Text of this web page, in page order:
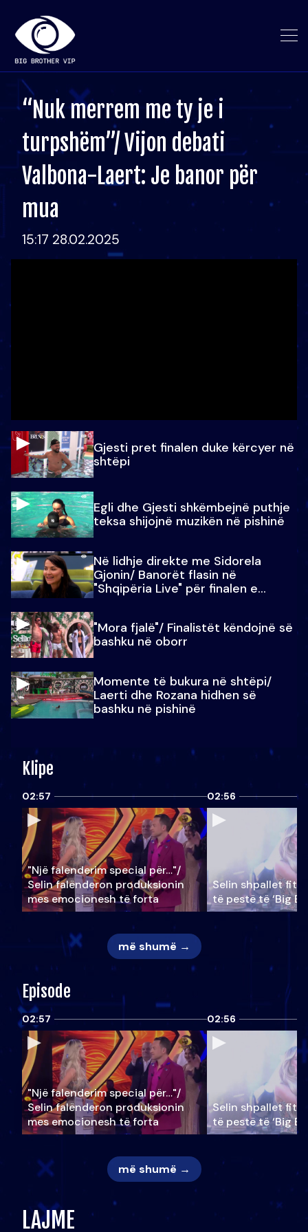
“Nuk merrem me ty je i
turpshëm”/ Vijon debati
Valbona-Laert: Je banor për
mua
15:17 28.02.2025
Gjesti pret finalen duke kërcyer në
shtëpi
Egli dhe Gjesti shkëmbejnë puthje
teksa shijojnë muzikën në pishinë
Në lidhje direkte me Sidorela
Gjonin/ Banorët flasin në
"Shqipëria Live" për finalen e
"Mora fjalë"/ Finalistët këndojnë së
bashku në oborr
Momente të bukura në shtëpi/
Laerti dhe Rozana hidhen së
bashku në pishinë
Klipe
02:57
"Një falenderim special për…"/
Selin falënderon produksionin
mes emocionesh të forta
02:56
Selin shpallet
të pestë të ‘Big
më shumë →
Episode
02:57
"Një falenderim special për…"/
Selin falënderon produksionin
mes emocionesh të forta
02:56
Selin shpallet
të pestë të ‘Big
më shumë →
LAJME